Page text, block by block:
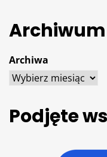
Archiwa
Podjęte